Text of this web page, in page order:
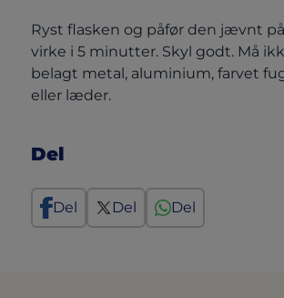
Ryst flasken og påfør den jævnt
virke i 5 minutter. Skyl godt. Må
belagt metal, aluminium, farvet
eller læder.
Del
Del Del Del